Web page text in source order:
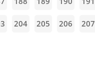
204 205 206 207